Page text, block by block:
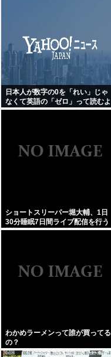
日本人が数字の0を「れい」じゃ
なくて英語の「ゼロ」って読むよ
うになったのってなんでなの？
ショートスリーパー堀大輔、1日
30分睡眠7日間ライブ配信を行う
模様www
わかめラーメンって誰が買ってる
の？